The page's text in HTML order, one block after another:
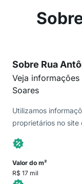
Sobre Rua
Veja
Soares
Utilizamos
proprietários no
Valor do m²
R$ 17 mil